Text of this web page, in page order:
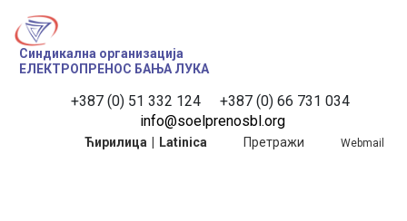
Синдикална организација
ЕЛЕКТРОПРЕНОС БАЊА ЛУКА
Ћирилица Latinica Претражи Webmail
info@soelprenosbl.org
+387 (0) 51 332 124 +387 (0) 66 731 034